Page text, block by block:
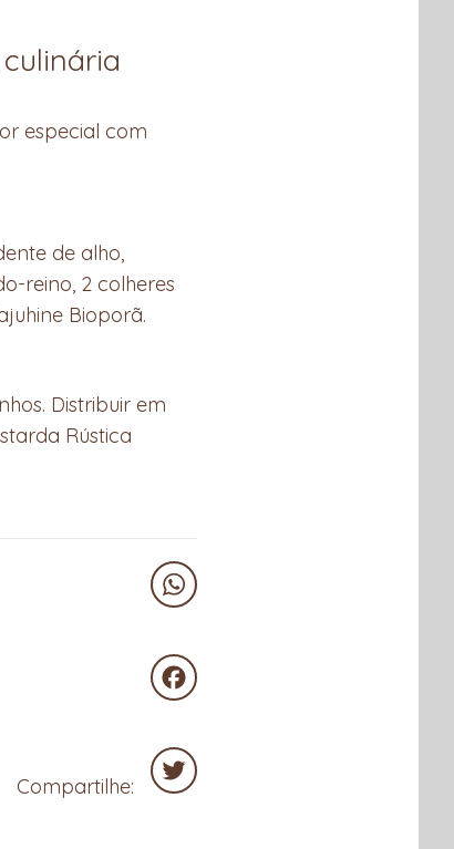
especial com
de alho,
reino, 2 colheres
Bioporã.
Distribuir em
Rústica
Compartilhe: